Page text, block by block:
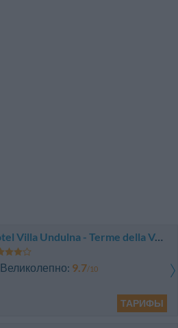
Hotel Villa Undulna - Terme della Versilia
Великолепно 9.7/10
ТАРИФЫ